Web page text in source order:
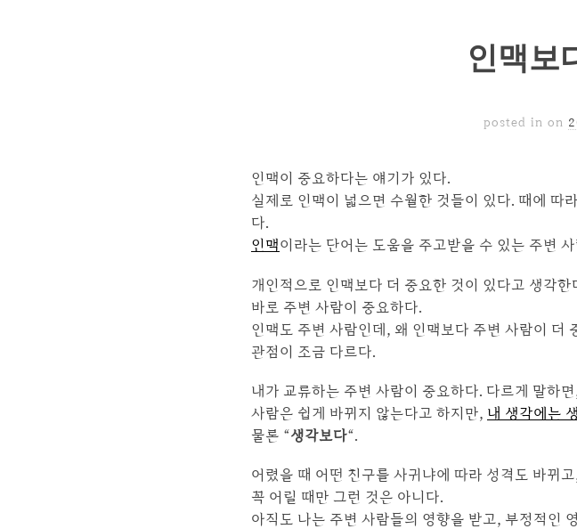
인맥보
posted in on
인맥이 중요하다는 얘기가 있다.
실제로 인맥이 넓으면 수월한 것들이 있다. 때에 따
다.
인맥이라는 단어는 도움을 주고받을 수 있는 주변
개인적으로 인맥보다 더 중요한 것이 있다고 생각한
바로 주변 사람이 중요하다.
인맥도 주변 사람인데, 왜 인맥보다 주변 사람이 더
관점이 조금 다르다.
내가 교류하는 주변 사람이 중요하다. 다르게 말하
사람은 쉽게 바뀌지 않는다고 하지만, 내 생각에는
물론 “생각보다“.
어렸을 때 어떤 친구를 사귀냐에 따라 성격도 바뀌
꼭 어릴 때만 그런 것은 아니다.
아직도 나는 주변 사람들의 영향을 받고, 부정적인